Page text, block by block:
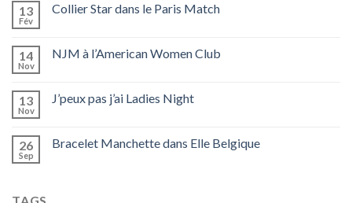
13
Fév
Collier Star dans le Paris Match
14
Nov
NJM à l’American Women Club
13
Nov
J’peux pas j’ai Ladies Night
26
Sep
Bracelet Manchette dans Elle Belgique